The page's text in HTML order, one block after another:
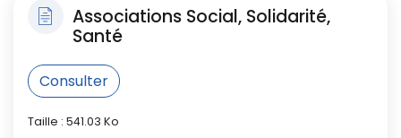
Associations Social, Solidarité,
Santé
Consulter
Taille : 541.03 Ko